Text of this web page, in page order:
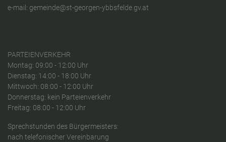
e-mail: gemeinde@st-georgen-ybbsfelde.gv.at
PARTEIENVERKEHR
Montag: 09:00 - 12:00 Uhr
Dienstag: 14:00 - 18:00 Uhr
Mittwoch: 08:00 - 12:00 Uhr
Donnerstag: kein Parteienverkehr
Freitag: 08:00 - 12:00 Uhr
Sprechstunden des Bürgermeisters:
nach telefonischer Vereinbarung